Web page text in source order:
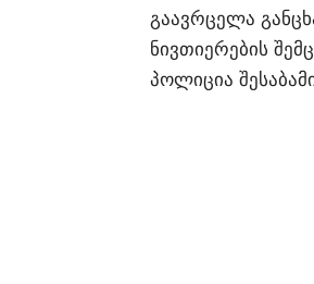
გაავრცელა
ნივთიერების
პოლიცია